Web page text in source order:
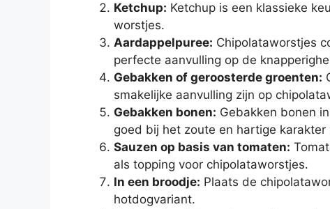
Ketchup: Ketchup is een klassieke
worstjes.
Aardappelpuree: Chipolataworstjes
perfecte aanvulling op de
Gebakken of geroosterde groenten:
smakelijke aanvulling zijn op
Gebakken bonen: Gebakken bonen
goed bij het zoute en hartige karakter
Sauzen op basis van tomaten:
als topping voor chipolataworstjes.
In een broodje: Plaats de
hotdogvariant.